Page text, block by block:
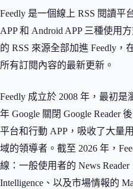
Feedly 是一個線上 RSS 閱讀平
APP 和 Android APP 三種使用
的 RSS 來源全部加進 Feedly，
所有訂閱內容的最新更新。
Feedly 成立於 2008 年，最初是
年 Google 關閉 Google Reader
平台和行動 APP，吸收了大量
域的領導者。截至 2026 年，
線：一般使用者的 News
Intelligence、以及市場情報的